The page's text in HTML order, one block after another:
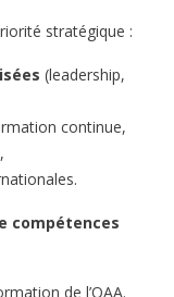
stratégique :
(leadership,
continue,
compétences
de l’OAA.